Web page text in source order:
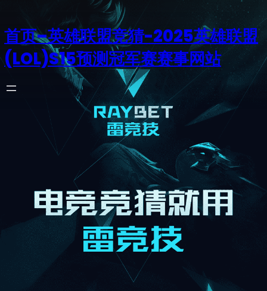
首页–英雄联盟竞猜-2025英雄联盟
(LOL)S15预测冠军赛赛事网站